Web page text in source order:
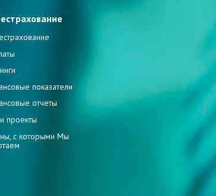
показатели
отчеты
проекты
с которыми Мы